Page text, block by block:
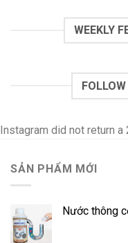
WEEKLY
Instagram did not return a
SẢN PHẨM MỚI
Nước thông